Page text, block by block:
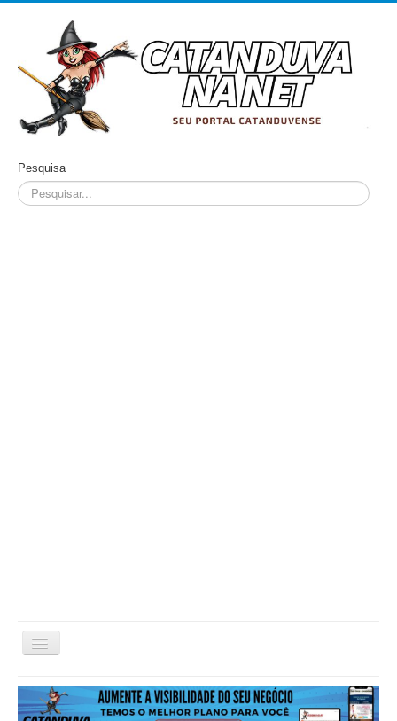
Pesquisa
Alternar
Home Cidade Cultura Economia Educação
Esportes Eventos Filmes em Cartaz Região